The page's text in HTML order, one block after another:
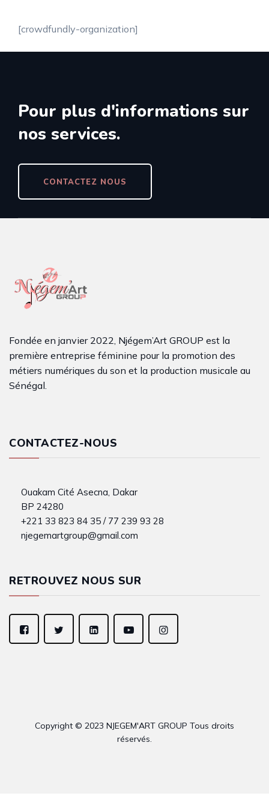
[crowdfundly-organization]
Pour plus d'informations sur
nos services.
CONTACTEZ NOUS
Fondée en janvier 2022, Njégem’Art GROUP est la
première entreprise féminine pour la promotion des
métiers numériques du son et la production musicale au
Sénégal.
CONTACTEZ-NOUS
Ouakam Cité Asecna, Dakar
BP 24280
+221 33 823 84 35 / 77 239 93 28
njegemartgroup@gmail.com
RETROUVEZ NOUS SUR
Copyright © 2023 NJEGEM'ART GROUP Tous droits
réservés.